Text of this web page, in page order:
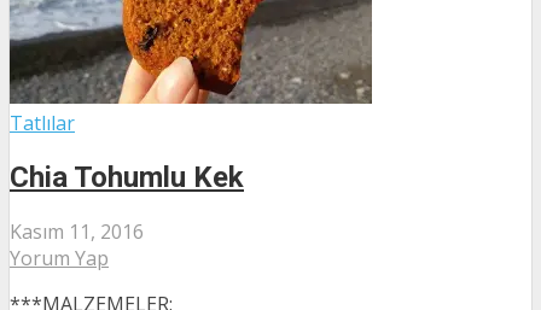
Tatlılar
Chia Tohumlu Kek
Kasım 11, 2016
Yorum Yap
***MALZEMELER: